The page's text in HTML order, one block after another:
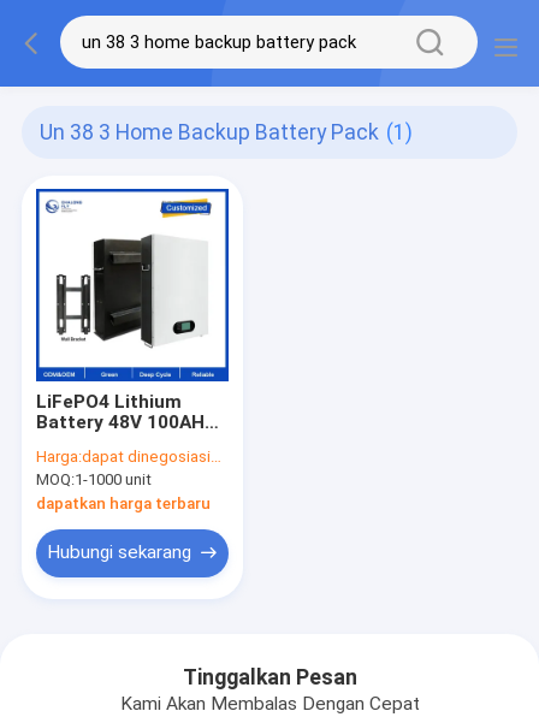
Un 38 3 Home Backup Battery Pack (1)
LiFePO4 Lithium
Battery 48V 100AH
Backup Lithium Ion
Battery Packs
Baterai penyimpanan
energi surya khusus
Harga:dapat dinegosiasikan
MOQ:1-1000 unit
dapatkan harga terbaru
Hubungi sekarang
Tinggalkan Pesan
Kami Akan Membalas Dengan Cepat